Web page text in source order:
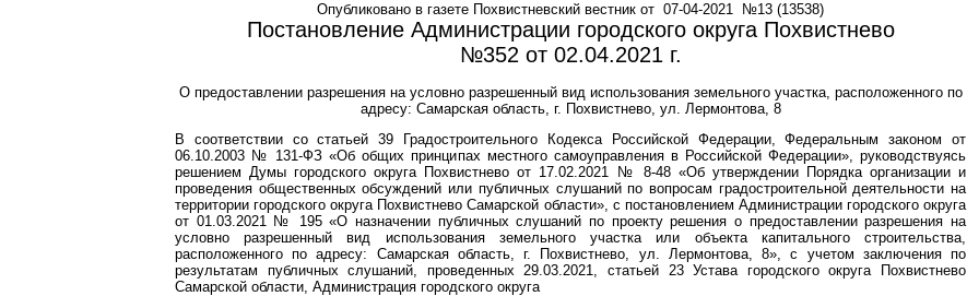
Опубликовано в газете Похвистневский вестник от 07-04-2021 №13 (13538)
Постановление Администрации городского округа Похвистнево
№352 от 02.04.2021 г.
О предоставлении разрешения на условно разрешенный вид использования земельного участка, расположенного по
адресу: Самарская область, г. Похвистнево, ул. Лермонтова, 8
В соответствии со статьей 39 Градостроительного Кодекса Российской Федерации, Федеральным законом от
06.10.2003 № 131-ФЗ «Об общих принципах местного самоуправления в Российской Федерации», руководствуясь
решением Думы городского округа Похвистнево от 17.02.2021 № 8-48 «Об утверждении Порядка организации и
проведения общественных обсуждений или публичных слушаний по вопросам градостроительной деятельности на
территории городского округа Похвистнево Самарской области», с постановлением Администрации городского округа
от 01.03.2021 № 195 «О назначении публичных слушаний по проекту решения о предоставлении разрешения на
условно разрешенный вид использования земельного участка или объекта капитального строительства,
расположенного по адресу: Самарская область, г. Похвистнево, ул. Лермонтова, 8», с учетом заключения по
результатам публичных слушаний, проведенных 29.03.2021, статьей 23 Устава городского округа Похвистнево
Самарской области, Администрация городского округа